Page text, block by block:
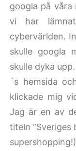
googla på
vi har
cybervärlden.
skulle googla
skulle dyka
´s hemsida
klickade mig
Jag är en av
titeln ”Sveriges